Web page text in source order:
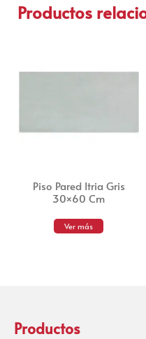
Productos
Piso Pared Itria Gris
30×60 Cm
Ver más
Productos